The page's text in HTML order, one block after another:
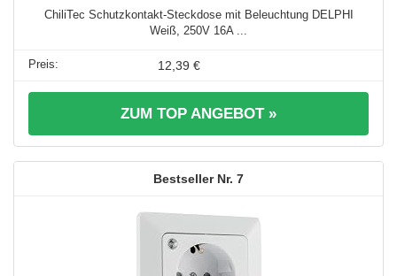
ChiliTec Schutzkontakt-Steckdose mit Beleuchtung DELPHI
Weiß, 250V 16A ...
12,39 €
ZUM TOP ANGEBOT »
7